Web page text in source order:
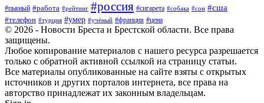
#пьяный #работа #рейтинг #россия #сигарета #собака #сон #сша
#телефон #турция #умер #учёный #франция #цена
© 2026 - Новости Бреста и Брестской области. Все права
защищены.
Любое копирование материалов с нашего ресурса разрешается
только с обратной активной ссылкой на страницу статьи.
Все материалы опубликованные на сайте взяты с открытых
источников и других порталов интернета, все права на
авторство принадлежат их законным владельцам.